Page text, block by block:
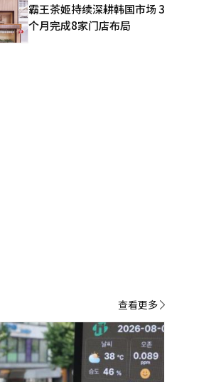
霸王茶姬持续深耕韩国市场 3
个月完成8家门店布局
查看更多